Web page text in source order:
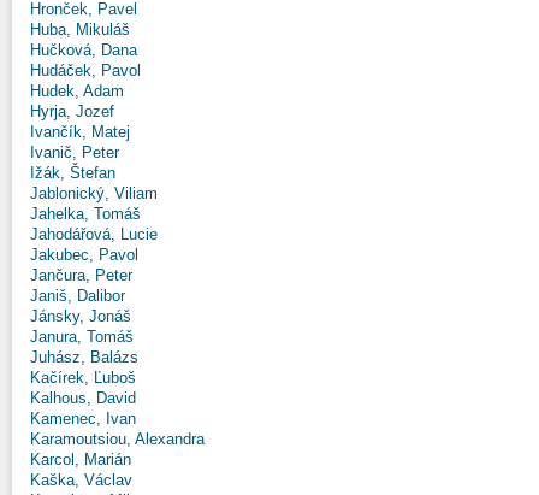
Hronček, Pavel
Huba, Mikuláš
Hučková, Dana
Hudáček, Pavol
Hudek, Adam
Hyrja, Jozef
Ivančík, Matej
Ivanič, Peter
Ižák, Štefan
Jablonický, Viliam
Jahelka, Tomáš
Jahodářová, Lucie
Jakubec, Pavol
Jančura, Peter
Janiš, Dalibor
Jánsky, Jonáš
Janura, Tomáš
Juhász, Balázs
Kačírek, Ľuboš
Kalhous, David
Kamenec, Ivan
Karamoutsiou, Alexandra
Karcol, Marián
Kaška, Václav